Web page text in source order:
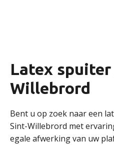
Latex
Willebrord
Bent u op zoek naar een
Sint-Willebrord met
egale afwerking van uw